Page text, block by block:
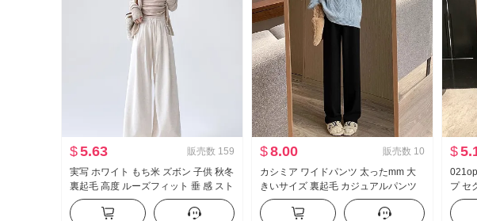
$5.63 販売数 159
実写 ホワイト もち米 ズボン 子供 秋冬
裏起毛 高度 ルーズフィット 垂 感 スト
レート ルーズ カジュアル 長ズボン ワ
イドパンツ
$8.00 販売数 10
カシミア ワイドパンツ 太ったmm 大
きいサイズ 裏起毛 カジュアルパンツ
子供 ハイウエスト ストレート スリム
効果 冬
$
プ セ
タイ
ショ